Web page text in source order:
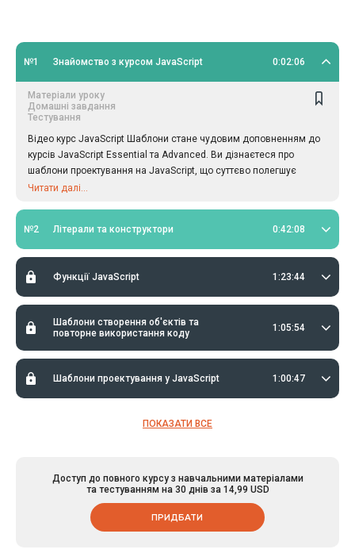
№1 Знайомство з курсом JavaScript 0:02:06
Матеріали уроку
Домашні завдання
Тестування
Відео курс JavaScript Шаблони стане чудовим доповненням до
курсів JavaScript Essential та Advanced. Ви дізнаєтеся про
шаблони проектування на JavaScript, що суттєво полегшує
роботу.
Читати далі...
№2 Літерали та конструктори 0:42:08
Функції JavaScript 1:23:44
Шаблони створення об'єктів та
повторне використання коду
1:05:54
Шаблони проектування у JavaScript 1:00:47
ПОКАЗАТИ ВСЕ
Доступ до повного курсу з навчальними матеріалами
та тестуванням на 30 днів за 14,99 USD
ПРИДБАТИ